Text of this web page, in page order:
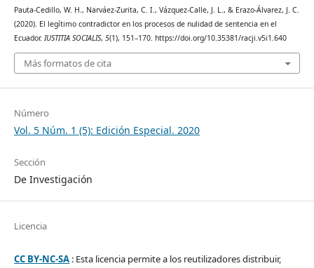
Pauta-Cedillo, W. H., Narváez-Zurita, C. I., Vázquez-Calle, J. L., & Erazo-Álvarez, J. C.
(2020). El legítimo contradictor en los procesos de nulidad de sentencia en el
Ecuador. IUSTITIA SOCIALIS, 5(1), 151–170. https://doi.org/10.35381/racji.v5i1.640
Más formatos de cita
Número
Vol. 5 Núm. 1 (5): Edición Especial. 2020
Sección
De Investigación
Licencia
CC BY-NC-SA: Esta licencia permite a los reutilizadores distribuir,